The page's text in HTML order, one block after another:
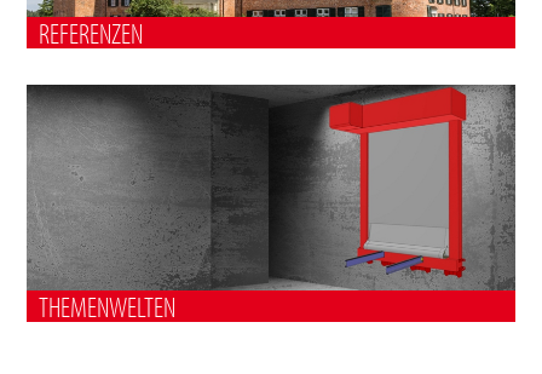
REFERENZEN
THEMENWELTEN